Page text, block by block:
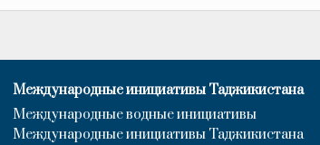
Международные инициативы Таджикистана
Международные водные инициативы
Международные инициативы Таджикистана